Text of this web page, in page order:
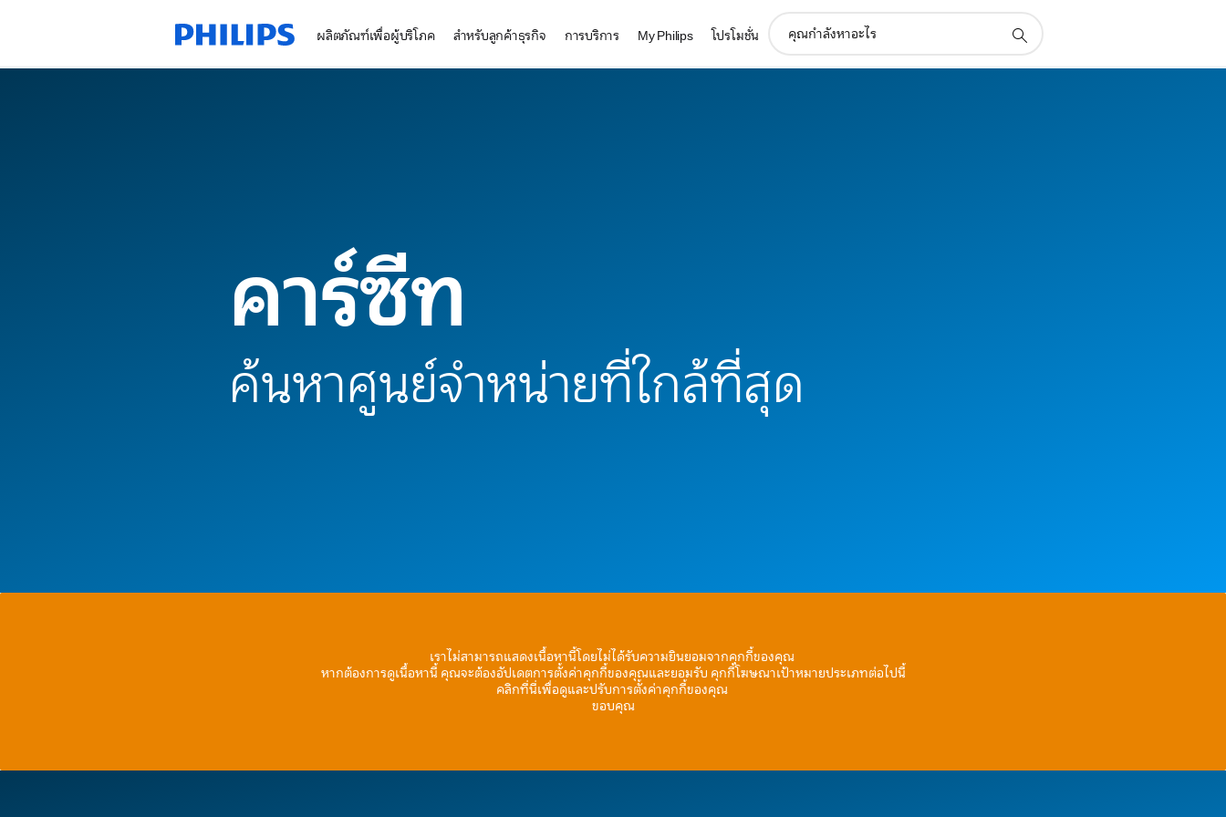
ผลิตภัณฑ์เพื่อผู้บริโภค สำหรับลูกค้าธุรกิจ การบริการ My Philips โปรโมชั่น
search
คาร์ซีท
ค้นหาศูนย์จำหน่ายที่ใกล้ที่สุด
เราไม่สามารถแสดงเนื้อหานี้โดยไม่ได้รับความยินยอมจากคุกกี้ของคุณ
หากต้องการดูเนื้อหานี้ คุณจะต้องอัปเดตการตั้งค่าคุกกี้ของคุณและยอมรับ คุกกี้โฆษณาเป้าหมายประเภทต่อไปนี้
คลิกที่นี่เพื่อดูและปรับการตั้งค่าคุกกี้ของคุณ
ขอบคุณ